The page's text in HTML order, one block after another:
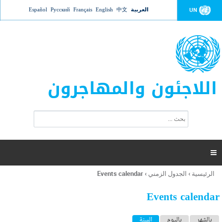
Jump to navigation UN العربية 中文
English
Français
Русский
Español
اللاجئون والمهاجرون
ت
ر
ل
ح
ب

أنت
هنا
الرئيسية › الجدول الزمني ›
Events calendar
Events calendar